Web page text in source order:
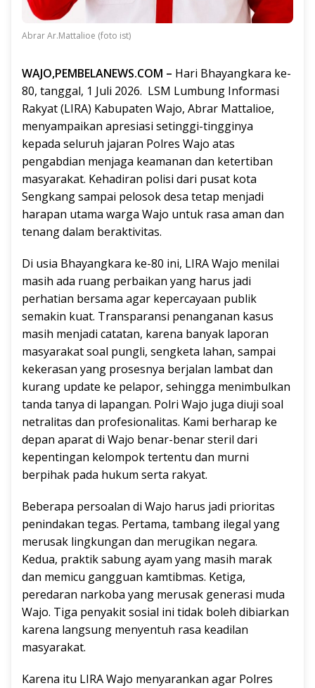
Abrar Ar.Mattalioe (foto ist)
WAJO,PEMBELANEWS.COM – Hari Bhayangkara ke-
80, tanggal, 1 Juli 2026. LSM Lumbung Informasi
Rakyat (LIRA) Kabupaten Wajo, Abrar Mattalioe,
menyampaikan apresiasi setinggi-tingginya
kepada seluruh jajaran Polres Wajo atas
pengabdian menjaga keamanan dan ketertiban
masyarakat. Kehadiran polisi dari pusat kota
Sengkang sampai pelosok desa tetap menjadi
harapan utama warga Wajo untuk rasa aman dan
tenang dalam beraktivitas.
Di usia Bhayangkara ke-80 ini, LIRA Wajo menilai
masih ada ruang perbaikan yang harus jadi
perhatian bersama agar kepercayaan publik
semakin kuat. Transparansi penanganan kasus
masih menjadi catatan, karena banyak laporan
masyarakat soal pungli, sengketa lahan, sampai
kekerasan yang prosesnya berjalan lambat dan
kurang update ke pelapor, sehingga menimbulkan
tanda tanya di lapangan. Polri Wajo juga diuji soal
netralitas dan profesionalitas. Kami berharap ke
depan aparat di Wajo benar-benar steril dari
kepentingan kelompok tertentu dan murni
berpihak pada hukum serta rakyat.
Beberapa persoalan di Wajo harus jadi prioritas
penindakan tegas. Pertama, tambang ilegal yang
merusak lingkungan dan merugikan negara.
Kedua, praktik sabung ayam yang masih marak
dan memicu gangguan kamtibmas. Ketiga,
peredaran narkoba yang merusak generasi muda
Wajo. Tiga penyakit sosial ini tidak boleh dibiarkan
karena langsung menyentuh rasa keadilan
masyarakat.
Karena itu LIRA Wajo menyarankan agar Polres